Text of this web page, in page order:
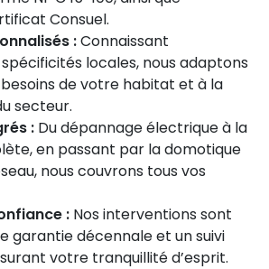
Consuel.
:Connaissant
locales, nous adaptons
de votre habitat et à la
secteur.
: Du dépannage électrique à la
en passant par la domotique
nous couvrons tous vos
: Nos interventions sont
garantie décennale et un suivi
votre tranquillité d’esprit.